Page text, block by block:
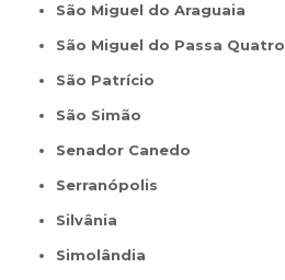
São Miguel do Araguaia
São Miguel do Passa Quatro
São Patrício
São Simão
Senador Canedo
Serranópolis
Silvânia
Simolândia